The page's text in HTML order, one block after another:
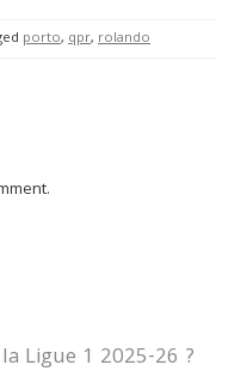
porto, qpr, rolando
Ligue 1 2025-26 ?